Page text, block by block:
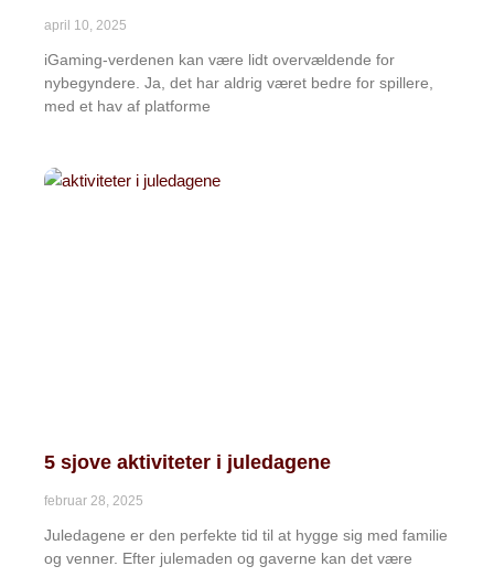
april 10, 2025
iGaming-verdenen kan være lidt overvældende for
nybegyndere. Ja, det har aldrig været bedre for spillere,
med et hav af platforme
5 sjove aktiviteter i juledagene
februar 28, 2025
Juledagene er den perfekte tid til at hygge sig med familie
og venner. Efter julemaden og gaverne kan det være